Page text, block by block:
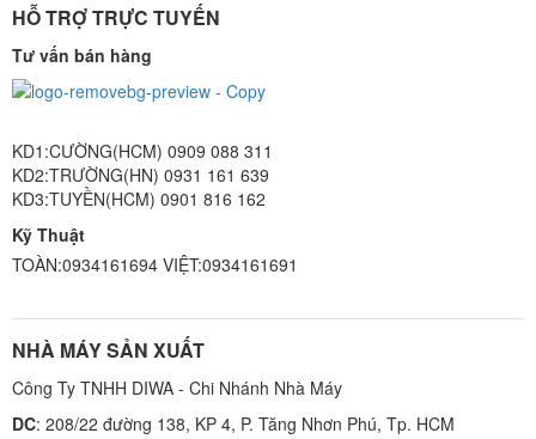
HỖ TRỢ TRỰC TUYẾN
Tư vấn bán hàng
KD1:CƯỜNG(HCM) 0909 088 311
KD2:TRƯỜNG(HN) 0931 161 639
KD3:TUYỀN(HCM) 0901 816 162
Kỹ Thuật
TOÀN:0934161694 VIỆT:0934161691
NHÀ MÁY SẢN XUẤT
Công Ty TNHH DIWA - Chi Nhánh Nhà Máy
DC: 208/22 đường 138, KP 4, P. Tăng Nhơn Phú, Tp. HCM